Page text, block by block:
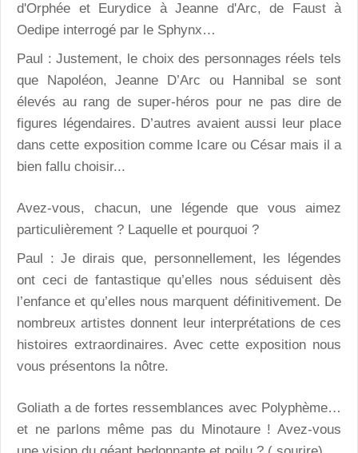
d'Orphée et Eurydice à Jeanne d'Arc, de Faust à
Oedipe interrogé par le Sphynx…
Paul : Justement, le choix des personnages réels tels
que Napoléon, Jeanne D’Arc ou Hannibal se sont
élevés au rang de super-héros pour ne pas dire de
figures légendaires. D’autres avaient aussi leur place
dans cette exposition comme Icare ou César mais il a
bien fallu choisir...
Avez-vous, chacun, une légende que vous aimez
particulièrement ? Laquelle et pourquoi ?
Paul : Je dirais que, personnellement, les légendes
ont ceci de fantastique qu’elles nous séduisent dès
l’enfance et qu’elles nous marquent définitivement. De
nombreux artistes donnent leur interprétations de ces
histoires extraordinaires. Avec cette exposition nous
vous présentons la nôtre.
Goliath a de fortes ressemblances avec Polyphème…
et ne parlons même pas du Minotaure ! Avez-vous